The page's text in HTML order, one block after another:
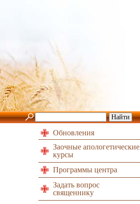
Обновления
Заочные апологетические
курсы
Программы центра
Задать вопрос
священнику